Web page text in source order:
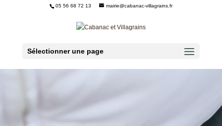
05 56 68 72 13 mairie@cabanac-villagrains.fr
Sélectionner une page